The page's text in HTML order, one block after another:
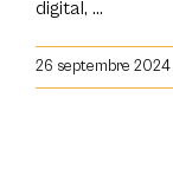
digital, …
26 septembre 2024